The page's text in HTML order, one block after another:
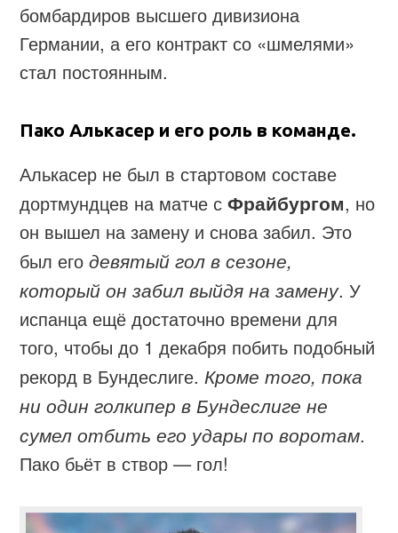
бомбардиров высшего дивизиона
Германии, а его контракт со «шмелями»
стал постоянным.
Пако Алькасер и его роль в команде.
Алькасер не был в стартовом составе
дортмундцев на матче сФрайбургом, но
он вышел на замену и снова забил. Это
был егодевятый гол в сезоне,
который он забил выйдя на замену. У
испанца ещё достаточно времени для
того, чтобы до 1 декабря побить подобный
рекорд в Бундеслиге. Кроме того, пока
ни один голкипер в Бундеслиге не
сумел отбить его удары по воротам.
Пако бьёт в створ — гол!